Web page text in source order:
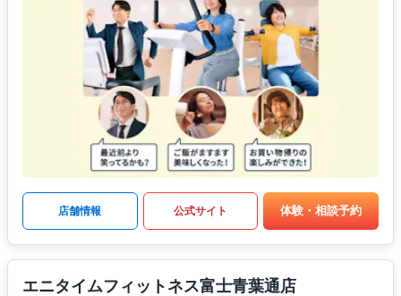
店舗情報 公式サイト 体験・相談予約
エニタイムフィットネス富士青葉通店